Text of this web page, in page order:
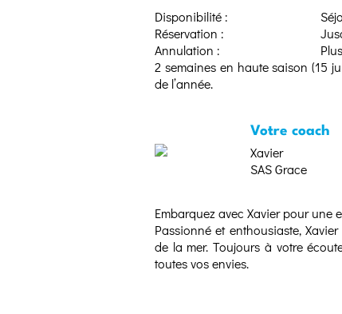
Disponibilité :
Réservation :
Annulation :
2 semaines en haute saison (15
de l’année.
Votre coach
Xavier
SAS Grace
Embarquez avec Xavier pour une
Passionné et enthousiaste,
de la mer. Toujours à votre
toutes vos envies.